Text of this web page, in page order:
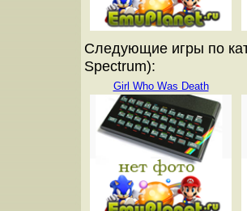
Следующие игры по
Spectrum):
Girl Who Was Death